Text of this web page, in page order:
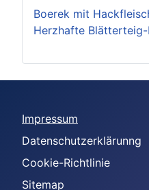
Boerek mit
Herzhafte
Impressum
Datenschutzerklärunng
Cookie-Richtlinie
Sitemap